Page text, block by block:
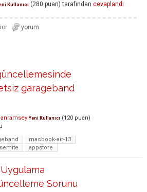
Kullanıcı (280 puan) tarafından cevaplandı
garageband
Yeni Kullanıcı (120 puan)
macbook-air-13
appstore
Sorunu